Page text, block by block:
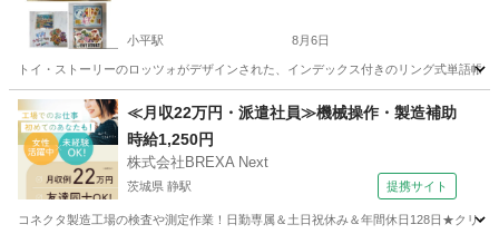
小平駅 8月6日
トイ・ストーリーのロッツォがデザインされた、インデックス付きのリング式単語
東京 小平市 小平駅 その他
≪月収22万円・派遣社員≫機械操作・製造補助
時給1,250円
株式会社BREXA Next
茨城県 静駅 提携サイト
コネクタ製造工場の検査や測定作業！日勤専属＆土日祝休み＆年間休日128日★クリ